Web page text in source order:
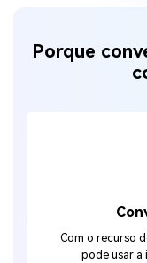
Porque
Com o recurso
pode usar a